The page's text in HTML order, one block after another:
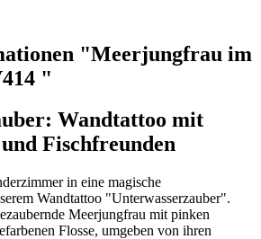
"Meerjungfrau im
"
Wandtattoo mit
Fischfreunden
in eine magische
Wandtattoo "Unterwasserzauber".
Meerjungfrau mit pinken
Flosse, umgeben von ihren